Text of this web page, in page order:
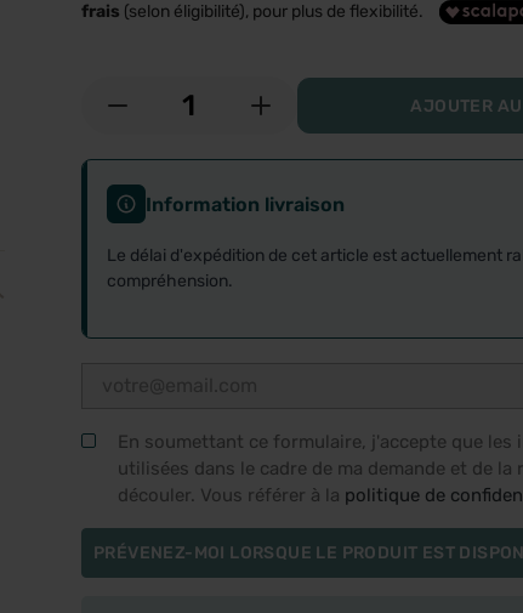
frais (selon éligibilité), pour plus de flexibilité.
- + AJOUTER
Information livraison
Le délai d'expédition de cet article est actuellement
compréhension.
En soumettant ce formulaire, j'accepte que
utilisées dans le cadre de ma demande et de
découler. Vous référer à la politique de
PRÉVENEZ-MOI LORSQUE LE PRODUIT EST